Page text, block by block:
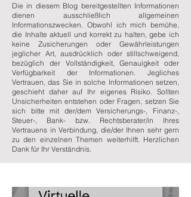
Die in diesem Blog bereitgestellten Informationen
dienen ausschließlich allgemeinen
Informationszwecken. Obwohl ich mich bemühe,
die Inhalte aktuell und korrekt zu halten, gebe ich
keine Zusicherungen oder Gewährleistungen
jeglicher Art, ausdrücklich oder stillschweigend,
bezüglich der Vollständigkeit, Genauigkeit oder
Verfügbarkeit der Informationen. Jegliches
Vertrauen, das Sie in solche Informationen setzen,
geschieht daher auf Ihr eigenes Risiko. Sollten
Unsicherheiten entstehen oder Fragen, setzen Sie
sich bitte mit der/dem Versicherungs-, Finanz-,
Steuer-, Bank- bzw. Rechtsberater/in Ihres
Vertrauens in Verbindung, die/der Ihnen sehr gern
zu den einzelnen Themen weiterhilft. Herzlichen
Dank für Ihr Verständnis.